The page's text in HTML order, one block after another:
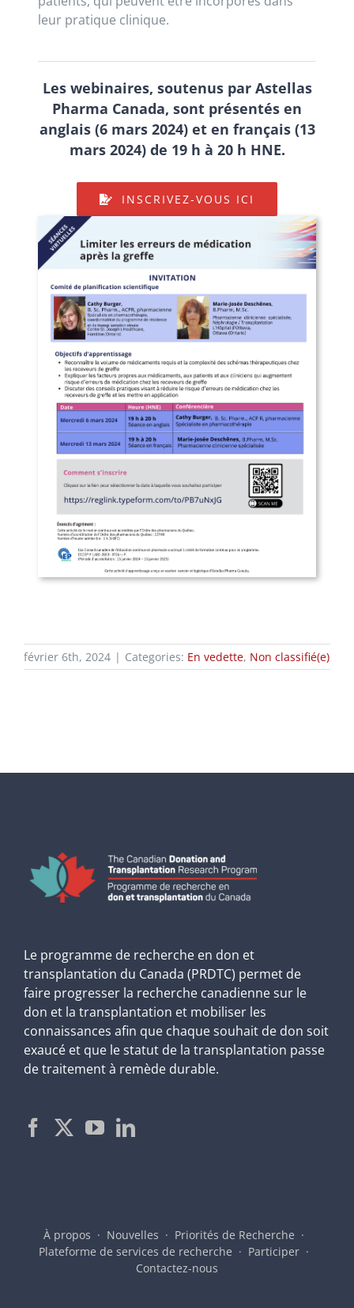
leur pratique clinique.
Les webinaires, soutenus par Astellas
Pharma Canada, sont présentés en
anglais (6 mars 2024) et en français (13
mars 2024) de 19 h à 20 h HNE.
INSCRIVEZ-VOUS ICI
février 6th, 2024 | Categories: En vedette, Non classifié(e)
Le programme de recherche en don et
transplantation du Canada (PRDTC) permet de
faire progresser la recherche canadienne sur le
don et la transplantation et mobiliser les
connaissances afin que chaque souhait de don soit
exaucé et que le statut de la transplantation passe
de traitement à remède durable.
À propos Nouvelles
Priorités de Recherche
Plateforme de services de recherche
Participer
Contactez-nous